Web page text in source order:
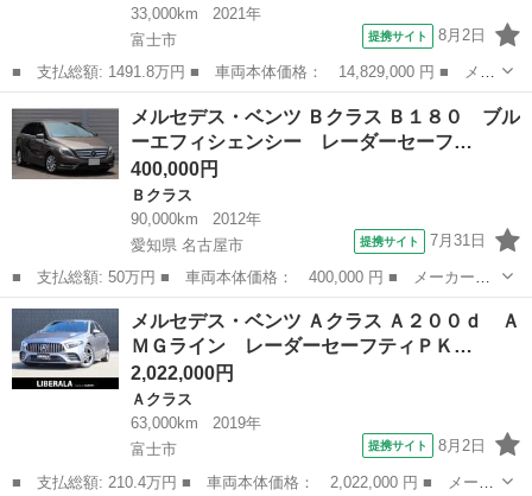
33,000km
2021年
富士市
提携サイト 8月2日
■ 支払総額: 1491.8万円 ■ 車両本体価格： 14,829,000 円 ■ メー
カー名： メルセデス・ベンツ ■ 車種名： Ｇクラス ■ グレード
名： Ｇ４００ｄ ＡＭＧライン 純正１２．３型ナビ／サンルーフ
／ワン...
静岡 富士市
メルセデス・ベンツ Ｂクラス Ｂ１８０ ブル
ーエフィシェンシー レーダーセーフ…
400,000円
Ｂクラス
90,000km
2012年
愛知県 名古屋市
提携サイト 7月31日
■ 支払総額: 50万円 ■ 車両本体価格： 400,000 円 ■ メーカー
名： メルセデス・ベンツ ■ 車種名： Ｂクラス ■ グレード
名： Ｂ１８０ ブルーエフィシェンシー レーダーセーフティＰＫ
Ｇ／ＨＩＤ／コーナー...
愛知 名古屋市 Ｂクラス
メルセデス・ベンツ Ａクラス Ａ２００ｄ Ａ
ＭＧライン レーダーセーフティＰＫ…
2,022,000円
Ａクラス
63,000km
2019年
富士市
提携サイト 8月2日
■ 支払総額: 210.4万円 ■ 車両本体価格： 2,022,000 円 ■ メーカ